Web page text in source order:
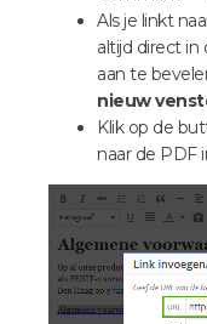
Als je linkt
altijd direct
aan te
nieuw
Klik op de
naar de PDF